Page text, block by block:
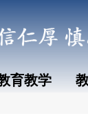
育教学